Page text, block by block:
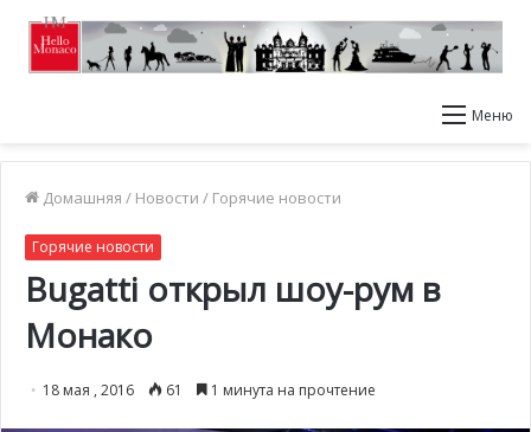
Меню
Домашняя / Новости / Горячие новости
Горячие новости
Bugatti открыл шоу-рум в
Монако
18 мая , 2016 61 1 минута на прочтение